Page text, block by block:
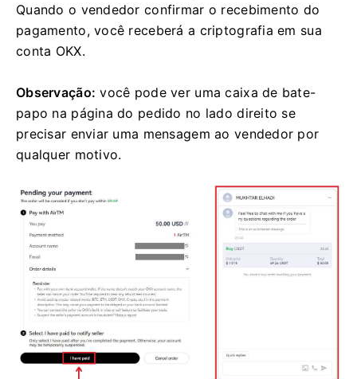
5. Selecione [Eu paguei] depois de pagar por meio
do aplicativo/método de pagamento escolhido.
pagamento, você receberá a criptografia em sua
conta OKX.
Observação:você pode ver uma caixa de bate-
precisar enviar uma mensagem ao vendedor por
qualquer motivo.